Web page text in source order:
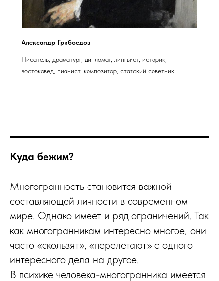
Александр Грибоедов
Писатель, драматург, дипломат, лингвист, историк,
востоковед, пианист, композитор, статский советник
Куда бежим?
Многогранность становится важной
составляющей личности в современном
мире. Однако имеет и ряд ограничений. Так
как многогранникам интересно многое, они
часто «скользят», «перелетают» с одного
интересного дела на другое.
В психике человека-многогранника имеется